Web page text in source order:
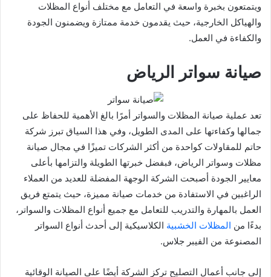
ويتمتعون بخبرة واسعة في التعامل مع مختلف أنواع المظلات
والهياكل الخارجية، حيث يقدمون خدمة ممتازة ويضمنون الجودة
والكفاءة في العمل.
صيانة سواتر الرياض
تعد عملية صيانة المظلات والسواتر أمرًا بالغ الأهمية للحفاظ على
جمالها وكفاءتها على المدى الطويل، وفي هذا السياق تبرز شركة
حاتم للمقاولات كواحدة من أكثر الشركات تميزًا في مجال صيانة
مظلات وسواتر الرياض، فبفضل خبرتها الطويلة والتزامها بأعلى
معايير الجودة أصبحت الشركة الوجهة المفضلة للعديد من العملاء
الراغبين في الاستفادة من خدمات صيانة مميزة، حيث يتمتع فريق
العمل بالمهارة والتدريب للتعامل مع جميع أنواع المظلات والسواتر،
بدءًا من المظلات الخشبية الكلاسيكية إلى أحدث أنواع السواتر
المصنوعة من الفيبر جلاس.
إلى جانب أعمال التصليح تركز الشركة أيضًا على الصيانة الوقائية